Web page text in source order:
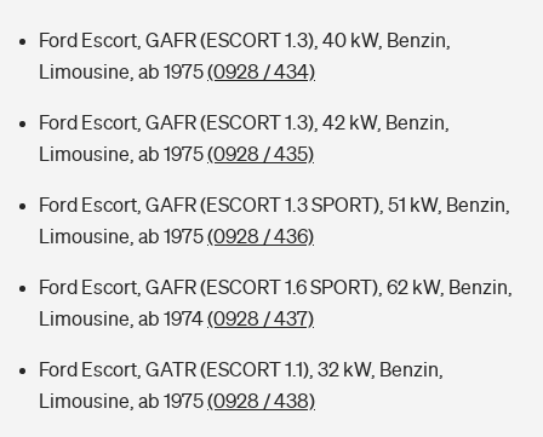
Ford Escort, GAFR (ESCORT 1.3), 40 kW, Benzin,
Limousine, ab 1975(0928 / 434)
Ford Escort, GAFR (ESCORT 1.3), 42 kW, Benzin,
Limousine, ab 1975(0928 / 435)
Ford Escort, GAFR (ESCORT 1.3 SPORT), 51 kW, Benzin,
Limousine, ab 1975(0928 / 436)
Ford Escort, GAFR (ESCORT 1.6 SPORT), 62 kW, Benzin,
Limousine, ab 1974(0928 / 437)
Ford Escort, GATR (ESCORT 1.1), 32 kW, Benzin,
Limousine, ab 1975(0928 / 438)